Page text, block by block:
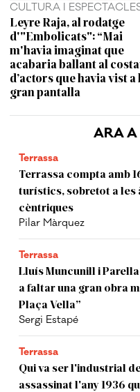
ARA A
Terrassa
Terrassa compta amb
turístics, sobretot a les
cèntriques
Pilar Màrquez
Terrassa
Lluís Muncunill i
a faltar una gran obra
Plaça Vella”
Sergi Estapé
Terrassa
Qui va ser l'industrial
assassinat l'any 1936
CULTURA I
Leyre Raja, al rodatge
d'"Embolicats": “Mai
m'havia imaginat que
acabaria ballant al
d’actors que havia vist a
gran pantalla